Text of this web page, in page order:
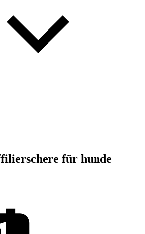
für hunde